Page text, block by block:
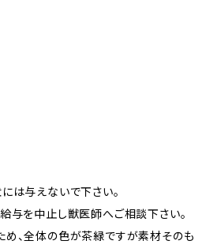
は与えないで下さい。
与を中止し獣医師へご相談下さい。
、全体の色が茶緑ですが素材そのも